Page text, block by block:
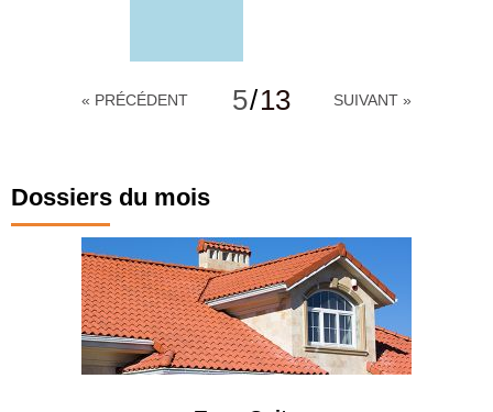
« PRÉCÉDENT 5/13 SUIVANT »
Dossiers du mois